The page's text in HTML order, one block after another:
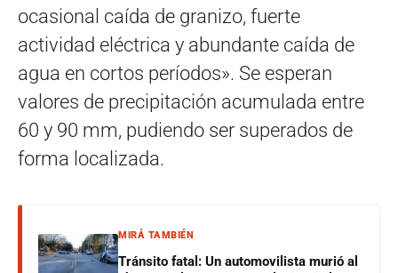
ocasional caída de granizo, fuerte
actividad eléctrica y abundante caída de
agua en cortos períodos». Se esperan
valores de precipitación acumulada entre
60 y 90 mm, pudiendo ser superados de
forma localizada.
MIRÁ TAMBIÉN
Tránsito fatal: Un automovilista murió al